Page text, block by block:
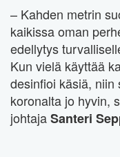
– Kahden metrin
kaikissa oman
edellytys
Kun vielä käyttää
desinfioi käsiä, niin
koronalta jo hyvin,
johtajaSanteri